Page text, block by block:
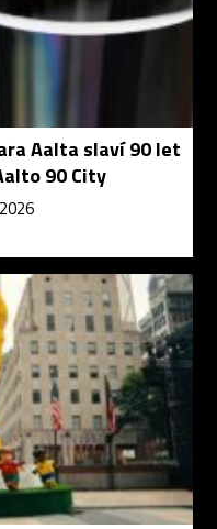
Aalta slaví 90 let
90 City